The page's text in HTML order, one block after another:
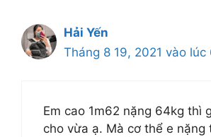
Hải Yến
Tháng 8 19, 2021 vào lúc
Em cao 1m62 nặng 64kg thì
cho vừa ạ. Mà cơ thể e nặng